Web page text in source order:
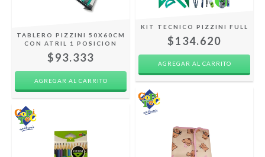
TABLERO PIZZINI 50X60CM
CON ATRIL 1 POSICION
$93.333
KIT TECNICO PIZZINI FULL
$134.620
AGREGAR AL CARRITO